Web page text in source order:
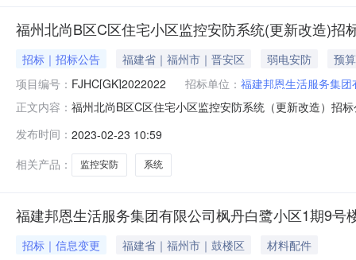
福州北尚B区C区住宅小区监控安防系统(更新改造)招
招标｜招标公告 福建省｜福州市｜晋安区 弱电安防
预
项目编号： FJHC[GK]2022022 招标单位： 福建邦恩生活服务集团
正文内容： 福州北尚B区C区住宅小区监控安防系统（更新改造）招
建省福州市；2.2.招标范围和内容：福州北尚B区C区住
发布时间： 2023-02-23 10:59
相关产品：
监控安防 系统
福建邦恩生活服务集团有限公司枫丹白鹭小区1期9
招标｜信息变更 福建省｜福州市｜鼓楼区
材料配件